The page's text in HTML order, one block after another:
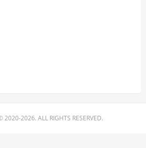
2020-2026. ALL RIGHTS RESERVED.